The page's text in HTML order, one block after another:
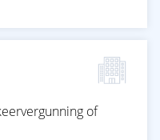
of